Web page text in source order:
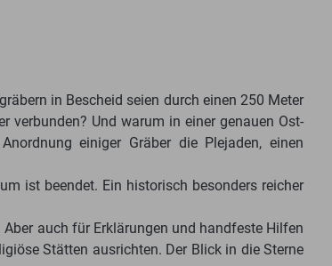
in Bescheid seien durch einen 250 Meter
verbunden? Und warum in einer genauen Ost-
einiger Gräber die Plejaden, einen
ist beendet. Ein historisch besonders reicher
auch für Erklärungen und handfeste Hilfen
Stätten ausrichten. Der Blick in die Sterne